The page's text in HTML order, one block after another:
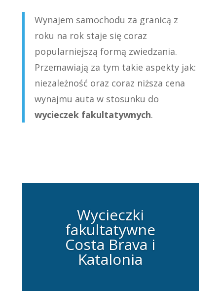
Wynajem samochodu za granicą z
roku na rok staje się coraz
popularniejszą formą zwiedzania.
Przemawiają za tym takie aspekty jak:
niezależność oraz coraz niższa cena
wynajmu auta w stosunku do
wycieczek fakultatywnych.
Wycieczki
fakultatywne
Costa Brava i
Katalonia